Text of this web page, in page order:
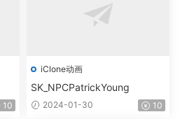
10
iClone动画
SK_NPCPatrickYoung
2024-01-30 10